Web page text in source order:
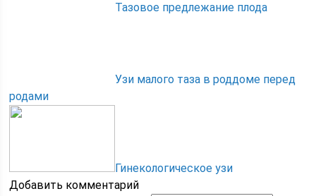
Тазовое предлежание плода
Узи малого таза в роддоме перед
родами
Гинекологическое узи
Добавить комментарий